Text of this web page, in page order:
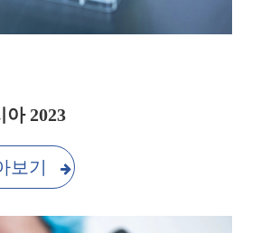
아 2023
보기